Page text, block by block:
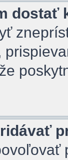
dostať